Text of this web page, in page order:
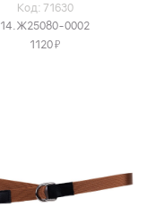
Код: 71630
14.Ж25080-0002
1120Я